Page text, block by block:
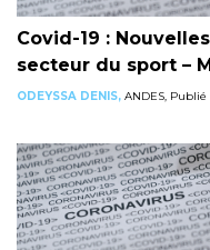
Covid-19 :
secteur du sport –
ODEYSSA DENIS, ANDES,